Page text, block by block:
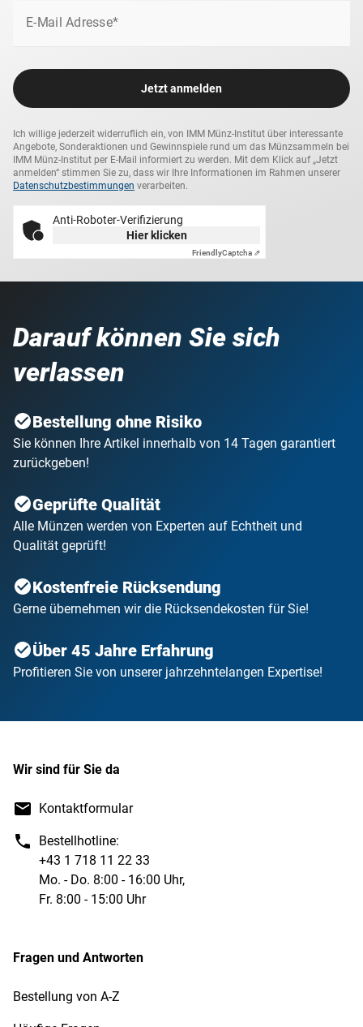
E-Mail Adresse*
Jetzt anmelden
Ich willige jederzeit widerruflich ein, von IMM Münz-Institut über interessante
Angebote, Sonderaktionen und Gewinnspiele rund um das Münzsammeln bei
IMM Münz-Institut per E-Mail informiert zu werden. Mit dem Klick auf „Jetzt
anmelden“ stimmen Sie zu, dass wir Ihre Informationen im Rahmen unserer
Datenschutzbestimmungen verarbeiten.
Anti-Roboter-Verifizierung
Hier klicken
FriendlyCaptcha ⇗
Darauf können Sie sich
verlassen
Bestellung ohne Risiko
Sie können Ihre Artikel innerhalb von 14 Tagen garantiert
zurückgeben!
Geprüfte Qualität
Alle Münzen werden von Experten auf Echtheit und
Qualität geprüft!
Kostenfreie Rücksendung
Gerne übernehmen wir die Rücksendekosten für Sie!
Über 45 Jahre Erfahrung
Profitieren Sie von unserer jahrzehntelangen Expertise!
Wir sind für Sie da
Kontaktformular
Bestellhotline:
+43 1 718 11 22 33
Mo. - Do. 8:00 - 16:00 Uhr,
Fr. 8:00 - 15:00 Uhr
Fragen und Antworten
Bestellung von A-Z